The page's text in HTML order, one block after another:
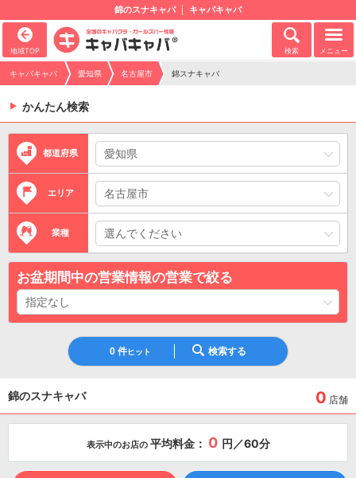
錦のスナキャバ キャバキャバ
地域TOP 検索 メニュー
キャバキャバ 愛知県 名古屋市 錦スナキャバ
かんたん検索
都道府県
エリア
業種
お盆期間中の営業情報の営業で絞る
0 件ヒット 検索する
錦のスナキャバ 0 店舗
表示中のお店の 平均料金： 0 円／60分